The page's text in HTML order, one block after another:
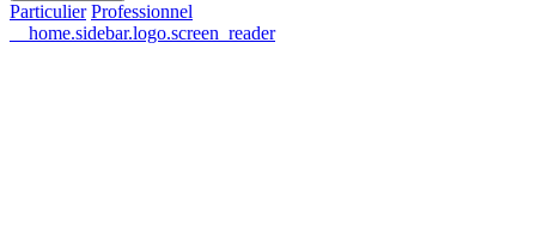
Particulier Professionnel
__home.sidebar.logo.screen_reader